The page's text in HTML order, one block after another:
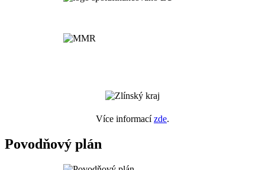
Více informacízde.
Povodňový plán